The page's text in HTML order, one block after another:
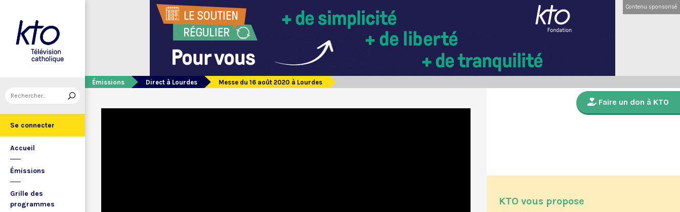
Se connecter
Accueil
Émissions
Grille des
programmes
Contenu sponsorisé
Émissions Direct à Lourdes Messe du 16 août 2020 à Lourdes
Faire un don à KTO
KTO vous propose